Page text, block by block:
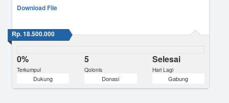
membekali pasien dengan terapi dzikir sebelum pasien
Download File
Rp. 18.500.000
0%
Terkumpul
5
Qolonis
Selesai
Hari Lagi
Dukung Donasi Gabung